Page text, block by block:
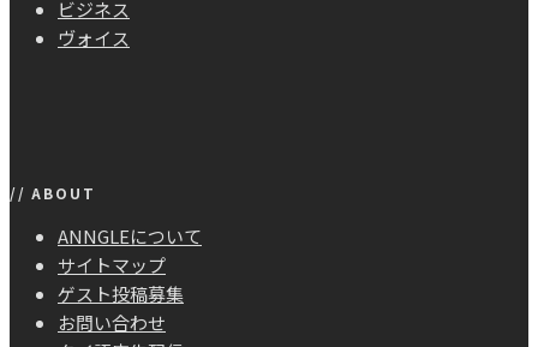
ビジネス
ヴォイス
// ABOUT
ANNGLEについて
サイトマップ
ゲスト投稿募集
お問い合わせ